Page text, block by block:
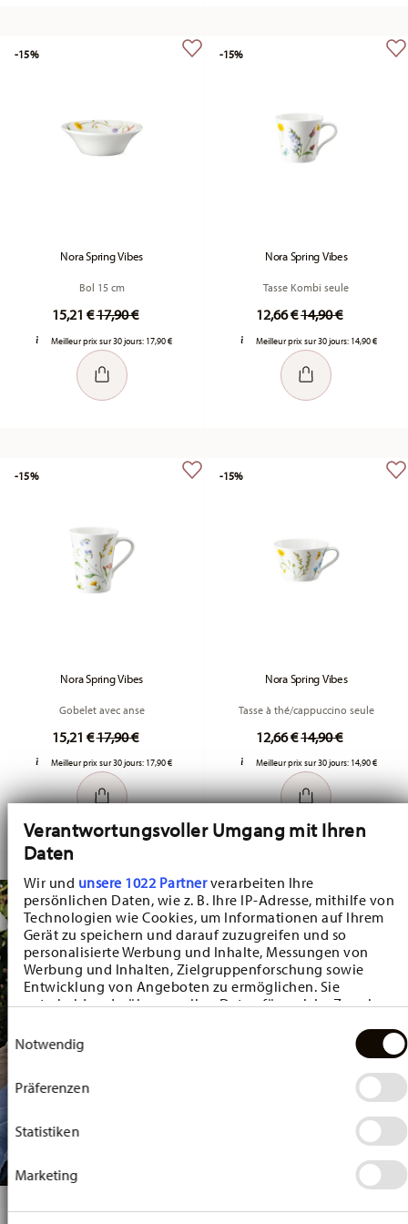
Verantwortungsvoller Umgang mit Ihren
Daten
Wir und unsere 1022 Partnerverarbeiten Ihre
persönlichen Daten, wie z. B. Ihre IP-Adresse, mithilfe von
Technologien wie Cookies, um Informationen auf Ihrem
Gerät zu speichern und darauf zuzugreifen und so
personalisierte Werbung und Inhalte, Messungen von
Werbung und Inhalten, Zielgruppenforschung sowie
Entwicklung von Angeboten zu ermöglichen. Sie
entscheiden darüber, wer Ihre Daten für welche Zwecke
Cookie-Erklärung oder durch Klicken auf das Privacy
Trigger Symbol ändern oder widerrufen
Wenn Sie es erlauben, würden wir auch gerne:
erfassen, welche bis auf einige Meter genau sein
Ihr Gerät durch aktives Scannen nach bestimmten
Merkmalen (Fingerprinting) identifizieren
verarbeitet werden, und legen Sie Ihre Präferenzen im
Notwendig
Präferenzen
Statistiken
Marketing
Nora Spring Vibes
Bol 15 cm
15,21 €Price reduced from
17,90 €to
Meilleur prix sur 30 jours: 17,90 €
-15%
Nora Spring Vibes
Tasse Kombi seule
12,66 €Price reduced
14,90 €to
Meilleur prix sur 30 jours: 14,90 €
-15%
Nora Spring Vibes
Gobelet avec anse
15,21 €Price reduced from
17,90 €to
Meilleur prix sur 30 jours: 17,90 €
-15%
Nora Spring Vibes
Tasse à thé/cappuccino seule
12,66 €Price reduced
14,90 €to
Meilleur prix sur 30 jours: 14,90 €
-15%